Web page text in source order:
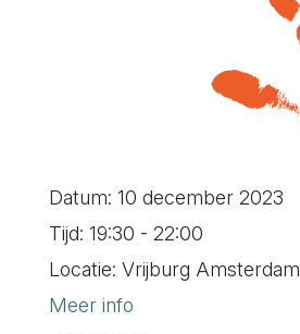
Datum: 10 december 2023
Tijd: 19:30 - 22:00
Locatie: Vrijburg Amsterdam
Meer info